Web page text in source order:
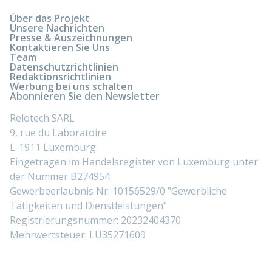
Über das Projekt
Unsere Nachrichten
Presse & Auszeichnungen
Kontaktieren Sie Uns
Team
Datenschutzrichtlinien
Redaktionsrichtlinien
Werbung bei uns schalten
Abonnieren Sie den Newsletter
Relotech SARL
9, rue du Laboratoire
L-1911 Luxemburg
Eingetragen im Handelsregister von Luxemburg unter
der Nummer B274954
Gewerbeerlaubnis Nr. 10156529/0 "Gewerbliche
Tätigkeiten und Dienstleistungen"
Registrierungsnummer: 20232404370
Mehrwertsteuer: LU35271609